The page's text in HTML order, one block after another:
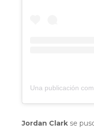
Jordan Clarkse